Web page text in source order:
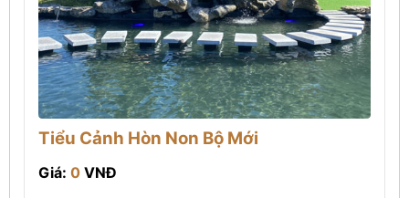
Tiểu Cảnh Hòn Non Bộ Mới
Giá: 0 VNĐ